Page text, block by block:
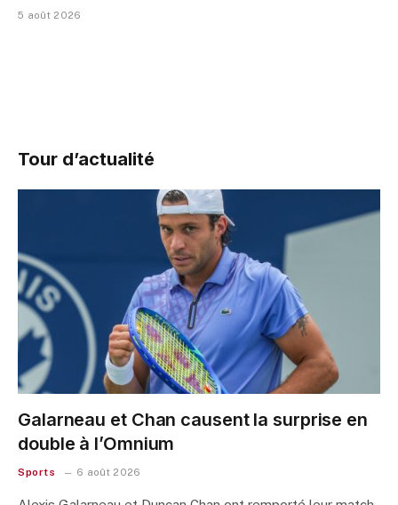
5 août 2026
Tour d’actualité
Galarneau et Chan causent la surprise en
double à l’Omnium
Sports 6 août 2026